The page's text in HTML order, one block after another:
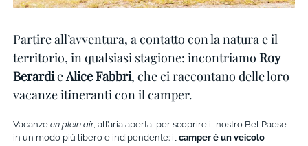
Partire all’avventura, a contatto con la natura e il
territorio, in qualsiasi stagione: incontriamoRoy
BerardieAlice Fabbri, che ci raccontano delle loro
vacanze itineranti con il camper.
Vacanzeen plein air, all’aria aperta, per scoprire il nostro Bel Paese
in un modo più libero e indipendente: ilcamper è un veicolo